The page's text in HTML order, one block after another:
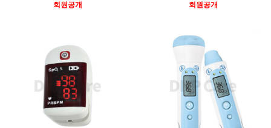
회원공개
회원공개